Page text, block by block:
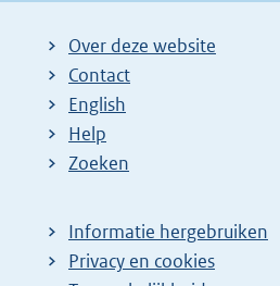
Over deze website
Contact
English
Help
Zoeken
Informatie hergebruiken
Privacy en cookies